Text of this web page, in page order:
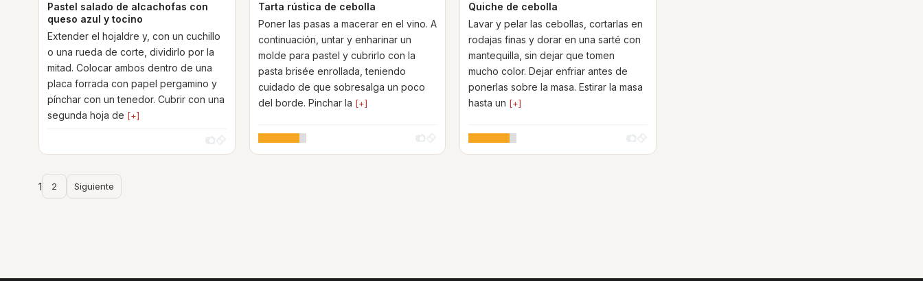
Pastel salado de alcachofas con
queso azul y tocino
Extender el hojaldre y, con un cuchillo
o una rueda de corte, dividirlo por la
mitad. Colocar ambos dentro de una
placa forrada con papel pergamino y
pínchar con un tenedor. Cubrir con una
segunda hoja de [+]
Tarta rústica de cebolla
Poner las pasas a macerar en el vino. A
continuación, untar y enharinar un
molde para pastel y cubrirlo con la
pasta brisée enrollada, teniendo
cuidado de que sobresalga un poco
del borde. Pinchar la [+]
Quiche de cebolla
Lavar y pelar las cebollas, cortarlas en
rodajas finas y dorar en una sarté con
mantequilla, sin dejar que tomen
mucho color. Dejar enfriar antes de
ponerlas sobre la masa. Estirar la masa
hasta un [+]
1 2 Siguiente